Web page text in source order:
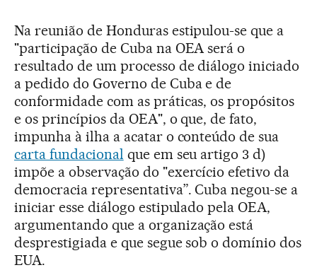
Na reunião de Honduras estipulou-se que a
"participação de Cuba na OEA será o
resultado de um processo de diálogo iniciado
a pedido do Governo de Cuba e de
conformidade com as práticas, os propósitos
e os princípios da OEA", o que, de fato,
impunha à ilha a acatar o conteúdo de sua
carta fundacional que em seu artigo 3 d)
impõe a observação do "exercício efetivo da
democracia representativa”. Cuba negou-se a
iniciar esse diálogo estipulado pela OEA,
argumentando que a organização está
desprestigiada e que segue sob o domínio dos
EUA.